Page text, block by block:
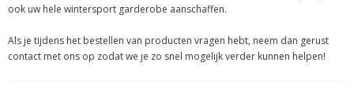
ook uw hele wintersport garderobe aanschaffen.
Als je tijdens het bestellen van producten vragen hebt, neem dan gerust
contact met ons op zodat we je zo snel mogelijk verder kunnen helpen!